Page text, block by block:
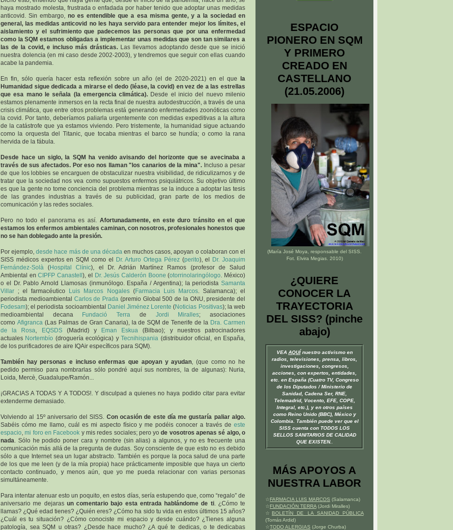
haya mostrado molesta, frustrada o enfadada por haber tenido que adoptar unas medidas
anticovid. Sin embargo,no es entendible que a esa misma gente, y a la sociedad en
general, las medidas anticovid no les haya servido para entender mejor los límites, el
aislamiento y el sufrimiento que padecemos las personas que por una enfermedad
como la SQM estamos obligadas a implementar unas medidas que son tan similares a
las de la covid, e incluso más drásticas. Las llevamos adoptando desde que se inició
nuestra dolencia (en mi caso desde 2002-2003), y tendremos que seguir con ellas cuando
acabe la pandemia.
En fin, sólo quería hacer esta reflexión sobre un año (el de 2020-2021) en el que
la
Humanidad sigue dedicada a mirarse el dedo (léase, la covid) en vez de a las estrellas
que esa mano le señala (la emergencia climática). Desde el inicio del nuevo milenio
estamos plenamente inmersos en la recta final de nuestra autodestrucción, a través de una
crisis climática, que entre otros problemas está generando enfermedades zoonóticas como
la covid. Por tanto, deberíamos paliarla urgentemente con medidas expeditivas a la altura
de la catástrofe que ya estamos viviendo. Pero tristemente, la humanidad sigue actuando
como la orquesta del Titanic, que tocaba mientras el barco se hundía; o como la rana
hervida de la fábula.
Desde hace un siglo, la SQM ha venido avisando del horizonte que se avecinaba a
través de sus afectados. Por eso nos llaman "los canarios de la mina". Incluso a pesar
de que los lobbies se encarguen de obstaculizar nuestra visibilidad, de ridiculizarnos y de
tratar que la sociedad nos vea como supuestos enfermos psiquiátricos. Su objetivo último
es que la gente no tome conciencia del problema mientras se la induce a adoptar las tesis
de las grandes industrias a través de su publicidad, gran parte de los medios de
comunicación y las redes sociales.
Pero no todo el panorama es así. Afortunadamente, en este duro tránsito en el que
estamos los enfermos ambientales caminan, con nosotros, profesionales honestos que
no se han doblegado ante la presión.
Por ejemplo,desde hace más de una décadaen muchos casos, apoyan o colaboran con el
SISS médicos expertos en SQM como el
Dr. Arturo Ortega Pérez(perito), el
Dr. Joaquim
Fernández-Solà (Hospital Clínic), el Dr. Adrián Martínez Ramos (profesor de Salud
Ambiental enCIPFP Canastell), el Dr. Jesús Calderón Boone (otorrinolaringólogo. México)
o el Dr. Pablo Arnold Llamosas (inmunólogo. España / Argentina); la periodista Samanta
Villar ; el farmacéutico Luis Marcos Nogales(Farmacia Luis Marcos. Salamanca); el
periodista medioambiental Carlos de Prada (premio Global 500 de la ONU, presidente del
Fodesam); el periodista socioambiental Daniel Jiménez Lorente (Noticias Positivas); la web
medioambiental decana
Fundació Terra de Jordi Miralles; asociaciones
como Afigranca(Las Palmas de Gran Canaria), la de SQM de Tenerife de la Dra. Carmen
de la Rosa, EQSDS(Madrid) y Eman Eskua (Bilbao); y nuestros patrocinadores
actuales Nortembío (droguería ecológica) yTecnihispania (distribuidor oficial, en España,
de los purificadores de aire IQAir específicos para SQM).
También hay personas e incluso enfermas que apoyan y ayudan, (que como no he
pedido permiso para nombrarlas sólo pondré aquí sus nombres, la de algunas): Nuria,
Loida, Mercè, Guadalupe/Ramón...
¡GRACIAS A TODAS Y A TODOS!. Y disculpad a quienes no haya podido citar para evitar
extenderme demasiado.
Volviendo al 15º aniversario del SISS. Con ocasión de este día me gustaría paliar algo.
Sabéis cómo me llamo, cuál es mi aspecto físico y me podéis conocer a través de este
espacio,mi foro en Facebook y mis redes sociales; pero yode vosotros apenas sé algo, o
nada. Sólo he podido poner cara y nombre (sin alias) a algunos, y no es frecuente una
comunicación más allá de la pregunta de dudas. Soy consciente de que esto no es debido
sólo a que Internet sea un lugar abstracto. También es porque la poca salud de una parte
de los que me leen (y de la mía propia) hace prácticamente imposible que haya un cierto
contacto continuado, y menos aún, que yo me pueda relacionar con varias personas
simultáneamente.
Para intentar atenuar esto un poquito, en estos días, sería estupendo que, como “regalo” de
aniversario me dejaras un comentario bajo esta entrada hablándome de ti. ¿Cómo te
llamas? ¿Qué edad tienes? ¿Quién eres? ¿Cómo ha sido tu vida en estos últimos 15 años?
¿Cuál es tu situación? ¿Cómo conociste mi espacio y desde cuándo? ¿Tienes alguna
patología, sea SQM u otras? ¿Desde hace mucho? ¿A qué te dedicas, o te dedicabas
ESPACIO
PIONERO EN SQM
Y PRIMERO
CREADO EN
CASTELLANO
(21.05.2006)
(María José Moya, responsable del SISS
Fot. Elvira Megias. 2010)
¿QUIERE
CONOCER LA
TRAYECTORIA
DEL SISS? (pinche
abajo)
VEA AQUÍnuestro activismo en
radios, televisiones, prensa, libros,
investigaciones, congresos,
acciones, con expertos, entidades,
etc. en España (Cuatro TV, Congreso
de los Diputados / Ministerio de
Sanidad, Cadena Ser, RNE,
Telemadrid, Vocento, EFE, COPE,
Integral, etc.), y en otros países
como Reino Unido (BBC), México y
Colombia. También puede ver que el
SISS cuenta con TODOS LOS
SELLOS SANITARIOS DE CALIDAD
QUE EXISTEN.
MÁS APOYOS A
NUESTRA LABOR
☆FARMACIA LUIS MARCOS (Salamanca)
☆FUNDACIÓN TERRA (Jordi Miralles)
☆ BOLETÍN DE LA SANIDAD PÚBLICA
(Tomás Ardid)
☆TODO ALERGIAS (Jorge Churba)